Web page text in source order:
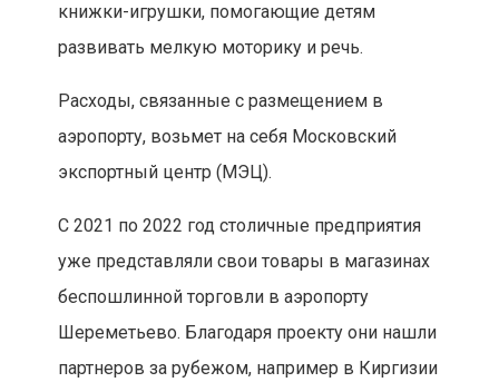
книжки-игрушки, помогающие детям
развивать мелкую моторику и речь.
Расходы, связанные с размещением в
аэропорту, возьмет на себя Московский
экспортный центр (МЭЦ).
С 2021 по 2022 год столичные предприятия
уже представляли свои товары в магазинах
беспошлинной торговли в аэропорту
Шереметьево. Благодаря проекту они нашли
партнеров за рубежом, например в Киргизии